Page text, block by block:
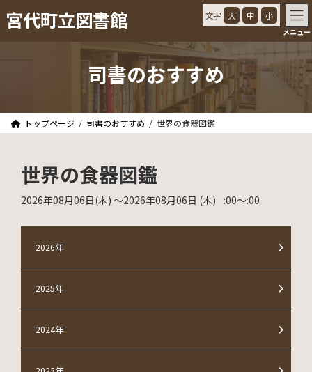
ン
プ
ビ
動
宮代町立図書館 文字 大 中 小
メニュー
司書のおすすめ
トップページ 司書のおすすめ 世界の食器図鑑
世界の食器図鑑
2026年08月06日(木) 〜2026年08月06日 (木) :00〜:00
2026年
2025年
2024年